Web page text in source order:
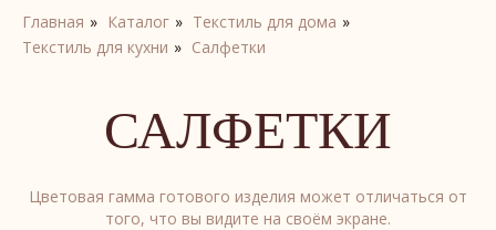
Главная » Каталог » Текстиль для дома »
Текстиль для кухни » Салфетки
САЛФЕТКИ
Цветовая гамма готового изделия может отличаться от
того, что вы видите на своём экране.